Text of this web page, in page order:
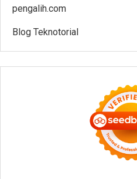
pengalih.com
Blog Teknotorial